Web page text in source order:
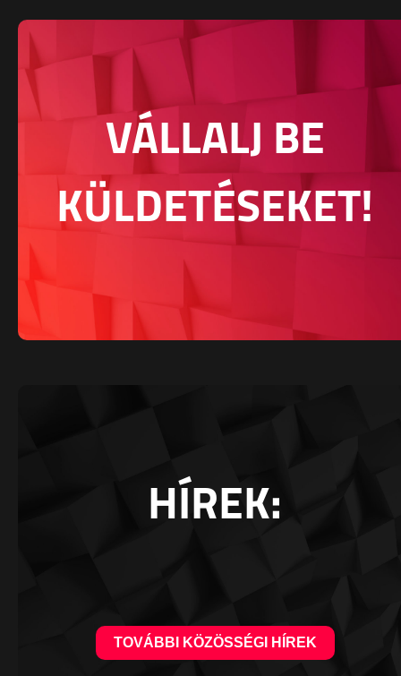
VÁLLALJ BE
KÜLDETÉSEKET!
HÍREK:
TOVÁBBI KÖZÖSSÉGI HÍREK